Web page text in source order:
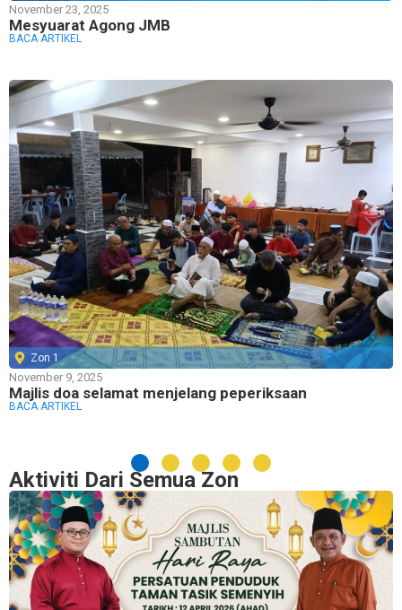
November 23, 2025
Mesyuarat Agong JMB
BACA ARTIKEL
Zon 1
November 9, 2025
Majlis doa selamat menjelang peperiksaan
BACA ARTIKEL
Aktiviti Dari Semua Zon